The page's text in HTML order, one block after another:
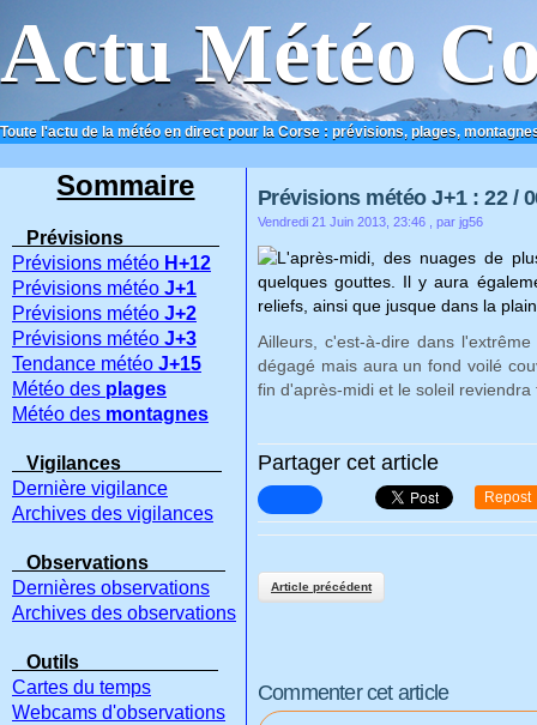
Actu Météo
Toute l'actu de la météo en direct pour la Corse : prévisions, plages,
ACCUEIL CONTACT
Prévisions météo J+1 : 22 /
Vendredi 21 Juin 2013, 23:46 , par jg56
L'après-midi, des nuages de
quelques gouttes. Il y aura
reliefs, ainsi que jusque dans la
Ailleurs, c'est-à-dire dans
dégagé mais aura un fond voilé
fin d'après-midi et le soleil
Partager cet article
Repost
Article précédent
Commenter cet article
Sommaire
Prévisions
Prévisions météo H+12
Prévisions météo J+1
Prévisions météo J+2
Prévisions météo J+3
Tendance météo J+15
Météo des plages
Météo des montagnes
Vigilances
Dernière vigilance
Archives des vigilances
Observations
Dernières observations
Archives des observations
Outils
Cartes du temps
Webcams d'observations